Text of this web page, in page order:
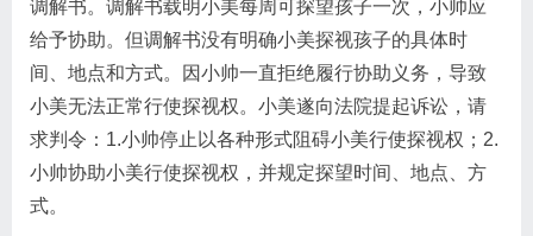
调解书。调解书载明小美每周可探望孩子一次，小帅应
给予协助。但调解书没有明确小美探视孩子的具体时
间、地点和方式。因小帅一直拒绝履行协助义务，导致
小美无法正常行使探视权。小美遂向法院提起诉讼，请
求判令：1.小帅停止以各种形式阻碍小美行使探视权；2.
小帅协助小美行使探视权，并规定探望时间、地点、方
式。